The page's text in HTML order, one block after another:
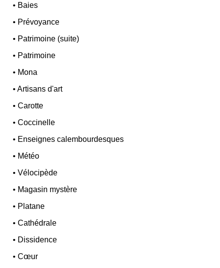
• Baies
• Prévoyance
• Patrimoine (suite)
• Patrimoine
• Mona
•Artisans d'art
•Carotte
•Coccinelle
• Enseignes calembourdesques
• Météo
•Vélocipède
• Magasin mystère
• Platane
•Cathédrale
• Dissidence
•Cœur